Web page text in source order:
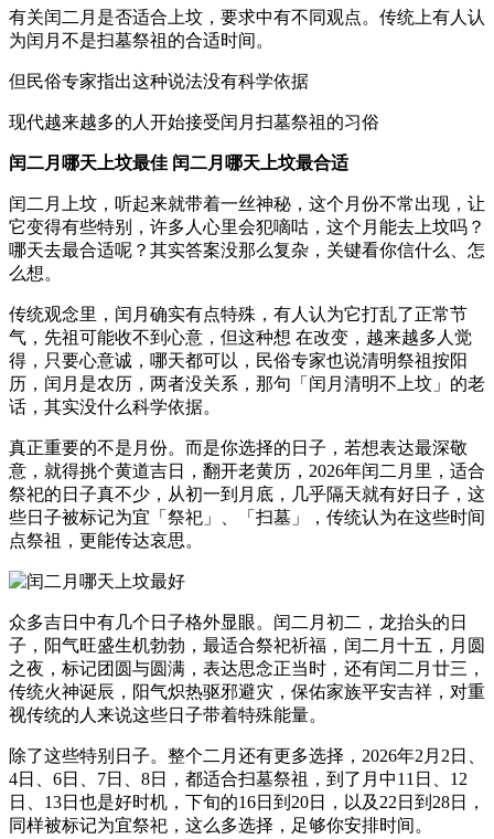
有关闰二月是否适合上坟，要求中有不同观点。传统上有人认
为闰月不是扫墓祭祖的合适时间。
但民俗专家指出这种说法没有科学依据
现代越来越多的人开始接受闰月扫墓祭祖的习俗
闰二月哪天上坟最佳 闰二月哪天上坟最合适
闰二月上坟，听起来就带着一丝神秘，这个月份不常出现，让
它变得有些特别，许多人心里会犯嘀咕，这个月能去上坟吗？
哪天去最合适呢？其实答案没那么复杂，关键看你信什么、怎
么想。
传统观念里，闰月确实有点特殊，有人认为它打乱了正常节
气，先祖可能收不到心意，但这种想 在改变，越来越多人觉
得，只要心意诚，哪天都可以，民俗专家也说清明祭祖按阳
历，闰月是农历，两者没关系，那句「闰月清明不上坟」的老
话，其实没什么科学依据。
真正重要的不是月份。而是你选择的日子，若想表达最深敬
意，就得挑个黄道吉日，翻开老黄历，2026年闰二月里，适合
祭祀的日子真不少，从初一到月底，几乎隔天就有好日子，这
些日子被标记为宜「祭祀」、「扫墓」，传统认为在这些时间
点祭祖，更能传达哀思。
众多吉日中有几个日子格外显眼。闰二月初二，龙抬头的日
子，阳气旺盛生机勃勃，最适合祭祀祈福，闰二月十五，月圆
之夜，标记团圆与圆满，表达思念正当时，还有闰二月廿三，
传统火神诞辰，阳气炽热驱邪避灾，保佑家族平安吉祥，对重
视传统的人来说这些日子带着特殊能量。
除了这些特别日子。整个二月还有更多选择，2026年2月2日、
4日、6日、7日、8日，都适合扫墓祭祖，到了月中11日、12
日、13日也是好时机，下旬的16日到20日，以及22日到28日，
同样被标记为宜祭祀，这么多选择，足够你安排时间。